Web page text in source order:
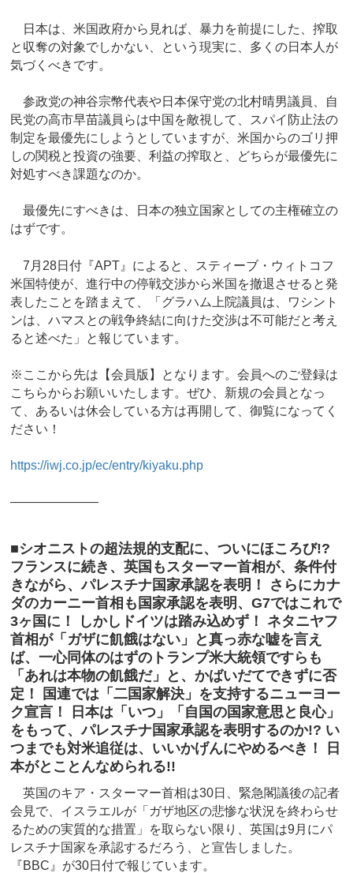
日本は、米国政府から見れば、暴力を前提にした、搾取
と収奪の対象でしかない、という現実に、多くの日本人が
気づくべきです。
参政党の神谷宗幣代表や日本保守党の北村晴男議員、自
民党の高市早苗議員らは中国を敵視して、スパイ防止法の
制定を最優先にしようとしていますが、米国からのゴリ押
しの関税と投資の強要、利益の搾取と、どちらが最優先に
対処すべき課題なのか。
最優先にすべきは、日本の独立国家としての主権確立の
はずです。
7月28日付『APT』によると、スティーブ・ウィトコフ
米国特使が、進行中の停戦交渉から米国を撤退させると発
表したことを踏まえて、「グラハム上院議員は、ワシント
ンは、ハマスとの戦争終結に向けた交渉は不可能だと考え
ると述べた」と報じています。
※ここから先は【会員版】となります。会員へのご登録は
こちらからお願いいたします。ぜひ、新規の会員となっ
て、あるいは休会している方は再開して、御覧になってく
ださい！
https://iwj.co.jp/ec/entry/kiyaku.php
―――――――
■シオニストの超法規的支配に、ついにほころび!?
フランスに続き、英国もスターマー首相が、条件付
きながら、パレスチナ国家承認を表明！ さらにカナ
ダのカーニー首相も国家承認を表明、G7ではこれで
3ヶ国に！ しかしドイツは踏み込めず！ ネタニヤフ
首相が「ガザに飢餓はない」と真っ赤な嘘を言え
ば、一心同体のはずのトランプ米大統領ですらも
「あれは本物の飢餓だ」と、かばいだてできずに否
定！ 国連では「二国家解決」を支持するニューヨー
ク宣言！ 日本は「いつ」「自国の国家意思と良心」
をもって、パレスチナ国家承認を表明するのか!? い
つまでも対米追従は、いいかげんにやめるべき！ 日
本がとことんなめられる!!
英国のキア・スターマー首相は30日、緊急閣議後の記者
会見で、イスラエルが「ガザ地区の悲惨な状況を終わらせ
るための実質的な措置」を取らない限り、英国は9月にパ
レスチナ国家を承認するだろう、と宣告しました。
『BBC』が30日付で報じています。